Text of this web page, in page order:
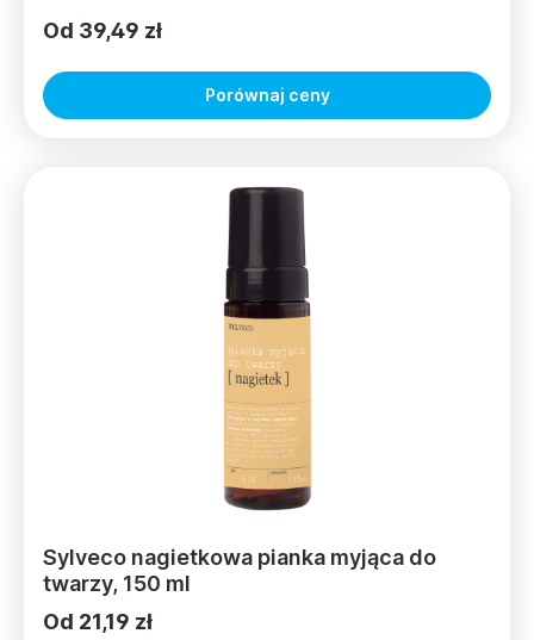
Od 39,49 zł
Porównaj ceny
Sylveco nagietkowa pianka myjąca do
twarzy, 150 ml
Od 21,19 zł